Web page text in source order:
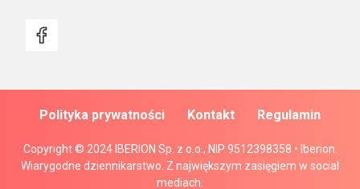
Copyright © 2024 IBERION Sp. z o.o., NIP 9512398358 • Iberion.
Wiarygodne dziennikarstwo. Z największym zasięgiem w social
mediach.
Polityka prywatności Kontakt Regulamin